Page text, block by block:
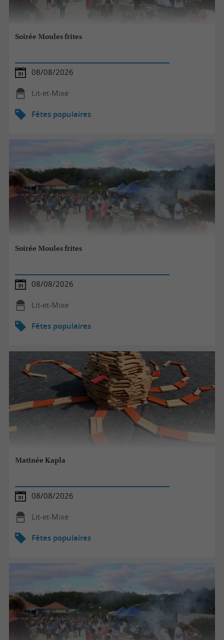
Soirée Moules frites
08/08/2026
Lit-et-Mixe
Fêtes populaires
Soirée Moules frites
08/08/2026
Lit-et-Mixe
Fêtes populaires
Matinée Kapla
08/08/2026
Lit-et-Mixe
Fêtes populaires